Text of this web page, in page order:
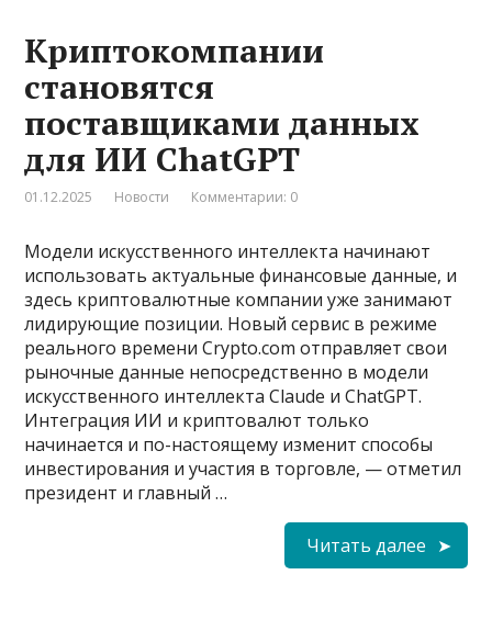
Криптокомпании
становятся
поставщиками данных
для ИИ ChatGPT
01.12.2025 Новости Комментарии: 0
Модели искусственного интеллекта начинают
использовать актуальные финансовые данные, и
здесь криптовалютные компании уже занимают
лидирующие позиции. Новый сервис в режиме
реального времени Crypto.com отправляет свои
рыночные данные непосредственно в модели
искусственного интеллекта Claude и ChatGPT.
Интеграция ИИ и криптовалют только
начинается и по-настоящему изменит способы
инвестирования и участия в торговле, — отметил
президент и главный …
Читать далее